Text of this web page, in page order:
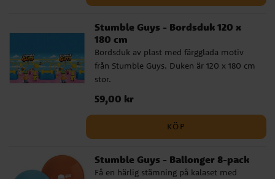
Stumble Guys - Bordsduk 120 x
180 cm
Bordsduk av plast med färgglada motiv
från Stumble Guys. Duken är 120 x 180 cm
stor.
Pris:59,00 kr
59,00 kr
KÖP
Stumble Guys - Ballonger 8-pack
Få en härlig stämning på kalaset med